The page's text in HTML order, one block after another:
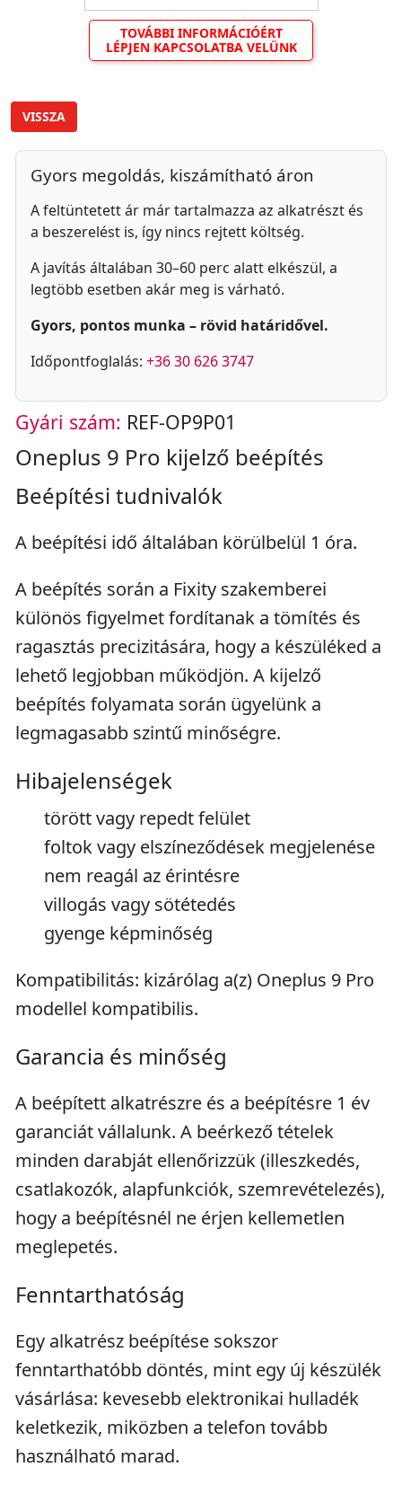
TOVÁBBI INFORMÁCIÓÉRT
LÉPJEN KAPCSOLATBA VELÜNK
VISSZA
Gyors megoldás, kiszámítható áron
A feltüntetett ár már tartalmazza az alkatrészt és
a beszerelést is, így nincs rejtett költség.
A javítás általában 30–60 perc alatt elkészül, a
legtöbb esetben akár meg is várható.
Gyors, pontos munka – rövid határidővel.
Időpontfoglalás: +36 30 626 3747
Gyári szám: REF-OP9P01
Oneplus 9 Pro kijelző beépítés
Beépítési tudnivalók
A beépítési idő általában körülbelül 1 óra.
A beépítés során a Fixity szakemberei
különös figyelmet fordítanak a tömítés és
ragasztás precizitására, hogy a készüléked a
lehető legjobban működjön. A kijelző
beépítés folyamata során ügyelünk a
legmagasabb szintű minőségre.
Hibajelenségek
törött vagy repedt felület
foltok vagy elszíneződések megjelenése
nem reagál az érintésre
villogás vagy sötétedés
gyenge képminőség
Kompatibilitás: kizárólag a(z) Oneplus 9 Pro
modellel kompatibilis.
Garancia és minőség
A beépített alkatrészre és a beépítésre 1 év
garanciát vállalunk. A beérkező tételek
minden darabját ellenőrizzük (illeszkedés,
csatlakozók, alapfunkciók, szemrevételezés),
hogy a beépítésnél ne érjen kellemetlen
meglepetés.
Fenntarthatóság
Egy alkatrész beépítése sokszor
fenntarthatóbb döntés, mint egy új készülék
vásárlása: kevesebb elektronikai hulladék
keletkezik, miközben a telefon tovább
használható marad.